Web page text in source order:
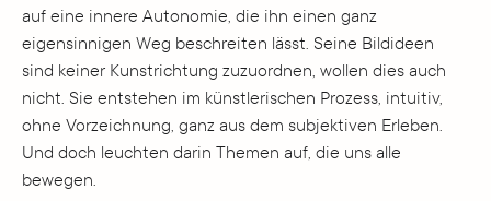
auf eine innere Autonomie, die ihn einen ganz
eigensinnigen Weg beschreiten lässt. Seine Bildideen
sind keiner Kunstrichtung zuzuordnen, wollen dies auch
nicht. Sie entstehen im künstlerischen Prozess, intuitiv,
ohne Vorzeichnung, ganz aus dem subjektiven Erleben.
Und doch leuchten darin Themen auf, die uns alle
bewegen.